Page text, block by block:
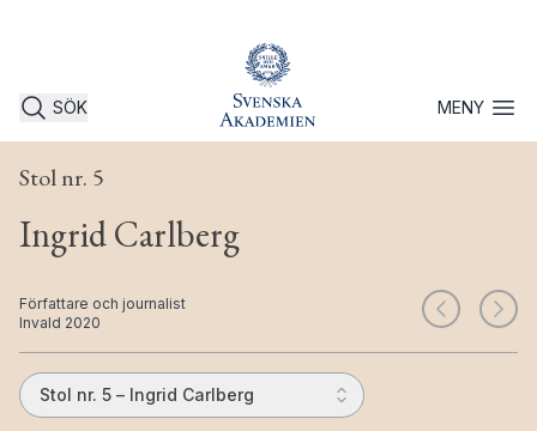
SÖK MENYÖppna
Stol nr. 5
Ingrid Carlberg
Författare och journalist
Invald 2020
Stol nr. 5 – Ingrid Carlberg